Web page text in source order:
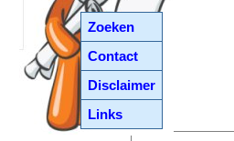
Zoeken
Contact
Disclaimer
Links